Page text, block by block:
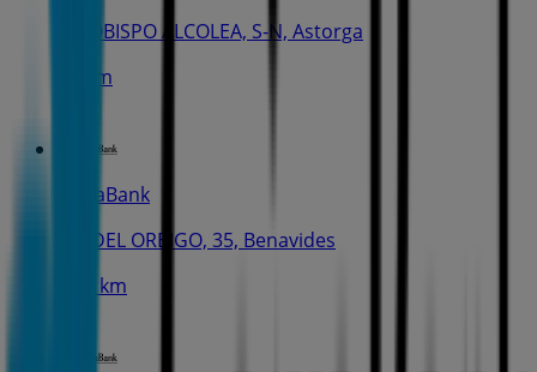
PL. OBISPO ALCOLEA, S-N, Astorga
172 m
CaixaBank
AV. DEL ORBIGO, 35, Benavides
13.6 km